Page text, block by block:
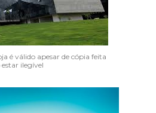
é válido apesar de cópia feita
ilegível